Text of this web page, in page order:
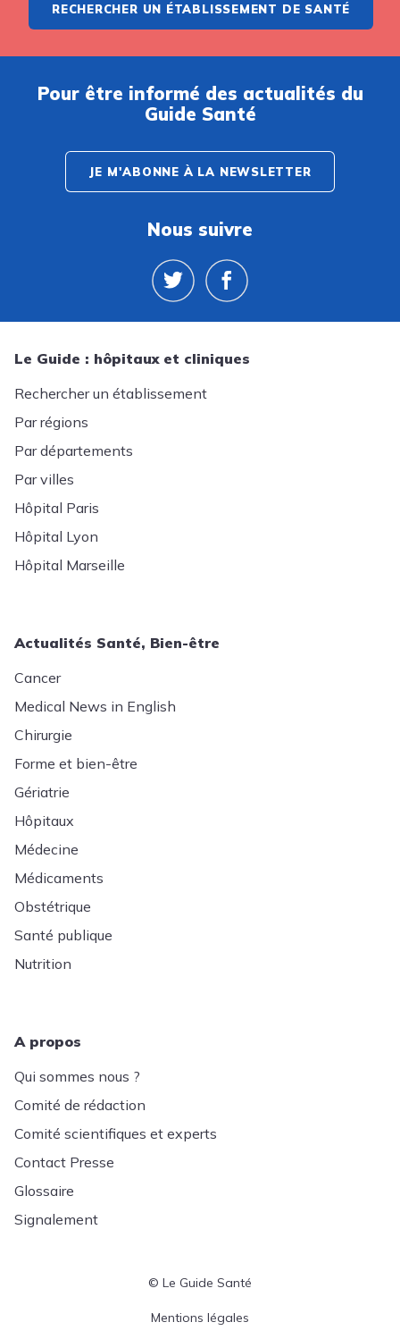
RECHERCHER UN ÉTABLISSEMENT DE SANTÉ
Pour être informé des actualités du
Guide Santé
JE M'ABONNE À LA NEWSLETTER
Nous suivre
Le Guide : hôpitaux et cliniques
Rechercher un établissement
Par régions
Par départements
Par villes
Hôpital Paris
Hôpital Lyon
Hôpital Marseille
Actualités Santé, Bien-être
Cancer
Medical News in English
Chirurgie
Forme et bien-être
Gériatrie
Hôpitaux
Médecine
Médicaments
Obstétrique
Santé publique
Nutrition
A propos
Qui sommes nous ?
Comité de rédaction
Comité scientifiques et experts
Contact Presse
Glossaire
Signalement
© Le Guide Santé
Menu Pied de page
Mentions légales